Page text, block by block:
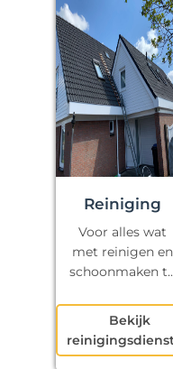
Reiniging
Voor alles wat
met reinigen en
schoonmaken
Bekijk